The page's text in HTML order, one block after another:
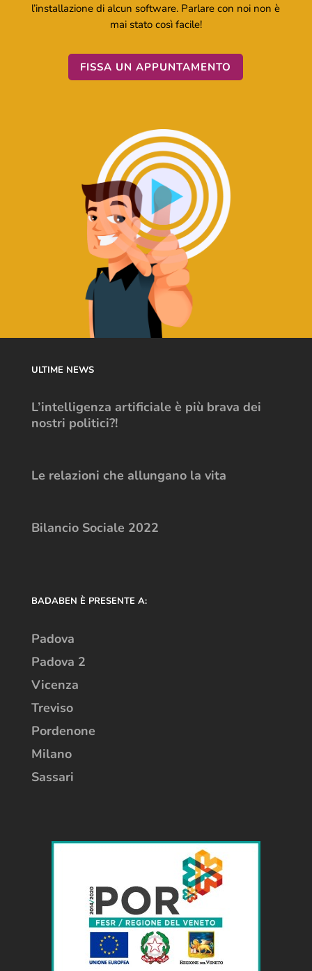
l’installazione di alcun software. Parlare con noi non è
mai stato così facile!
FISSA UN APPUNTAMENTO
ULTIME NEWS
L’intelligenza artificiale è più brava dei
nostri politici?!
Le relazioni che allungano la vita
Bilancio Sociale 2022
BADABEN È PRESENTE A:
Padova
Padova 2
Vicenza
Treviso
Pordenone
Milano
Sassari